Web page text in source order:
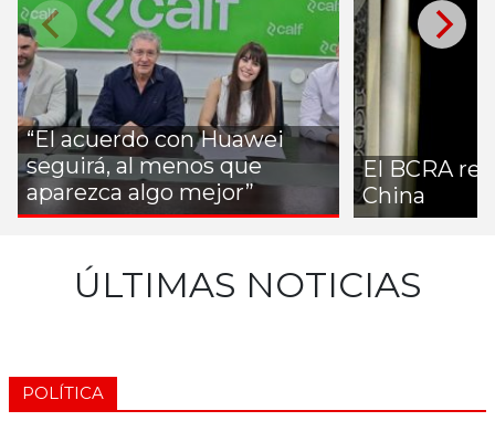
“El acuerdo con Huawei
seguirá, al menos que
aparezca algo mejor”
El BCRA
China
ÚLTIMAS NOTICIAS
POLÍTICA